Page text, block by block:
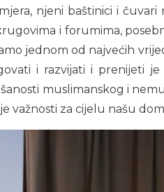
njeni baštinici i
i forumima,
jednom od najvećih
i razvijati i prenijeti
muslimanskog i
važnosti za cijelu našu